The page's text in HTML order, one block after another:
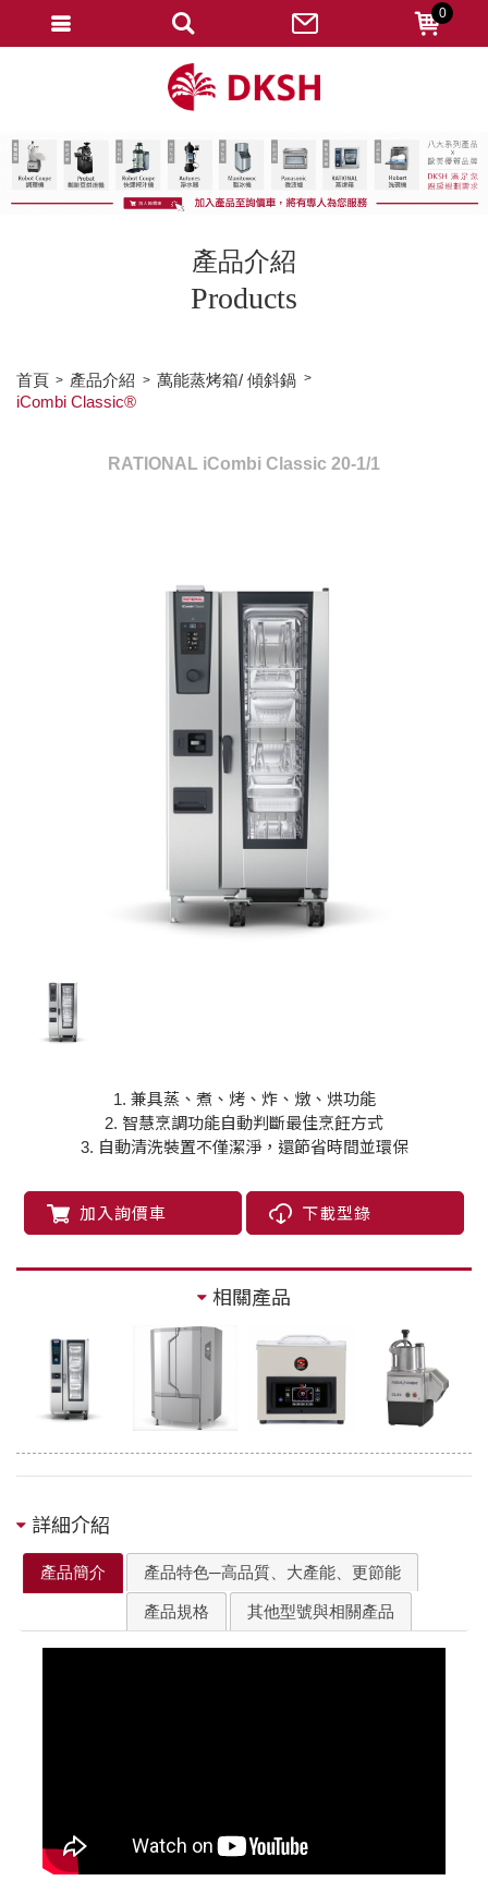
產品介紹
Products
首頁 產品介紹
萬能蒸烤箱/ 傾斜鍋
iCombi Classic®
RATIONAL iCombi Classic 20-1/1
1. 兼具蒸、煮、烤、炸、燉、烘功能
2. 智慧烹調功能自動判斷最佳烹飪方式
3. 自動清洗裝置不僅潔淨，還節省時間並環保
加入詢價車 下載型錄
相關產品
詳細介紹
產品簡介 產品特色─高品質、大產能、更節能
產品規格 其他型號與相關產品
0
忘記密碼
變更密碼
匯款通知